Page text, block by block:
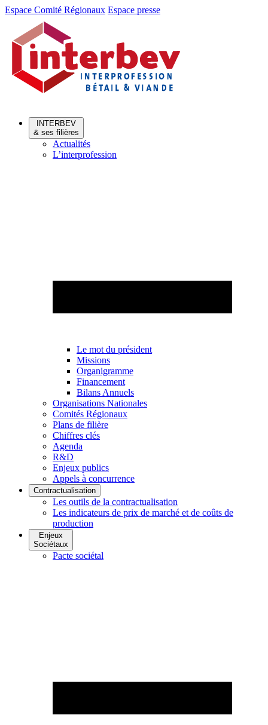
Aller
Aller
contenu
Espace Comité Régionaux Espace presse
INTERBEV
& ses filières
Actualités
L’interprofession
Le mot du président
Missions
Organigramme
Financement
Bilans Annuels
Organisations Nationales
Comités Régionaux
Plans de filière
Chiffres clés
Agenda
R&D
Enjeux publics
Appels à concurrence
Contractualisation
Les outils de la contractualisation
Les indicateurs de prix de marché et de coûts de
production
Enjeux
Sociétaux
Pacte sociétal